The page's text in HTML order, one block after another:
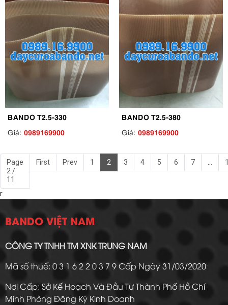
BANDO T2.5-330
Giá: 0989169900
BANDO T2.5-380
Giá: 0989169900
Page
2 /
11
First Prev 1 2 3 4 5 6 7 ...
r
BANDO VIỆT NAM
CÔNG TY TNHH TM XNK TRUNG NAM
Mã số thuế: 0 3 1 6 2 2 0 3 7 9 Cấp Ngày 31/03/2020
Nơi Cấp: Sở Kế Hoạch Và Đầu Tư Thành Phố Hồ Chí
Minh Phòng Đăng Ký Kinh Doanh